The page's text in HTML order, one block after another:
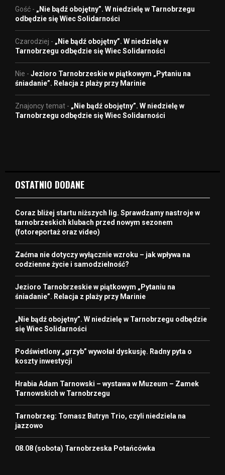
Gość - „Nie bądź obojętny”. W niedzielę w Tarnobrzegu
odbędzie się Wiec Solidarności
Czarodziej - „Nie bądź obojętny”. W niedzielę w
Tarnobrzegu odbędzie się Wiec Solidarności
Nie - Jezioro Tarnobrzeskie w piątkowym „Pytaniu na
śniadanie”. Relacja z plaży przy Marinie
Znajoncy temat - „Nie bądź obojętny”. W niedzielę w
Tarnobrzegu odbędzie się Wiec Solidarności
OSTATNIO DODANE
Coraz bliżej startu niższych lig. Sprawdzamy nastroje w
tarnobrzeskich klubach przed nowym sezonem
(fotoreportaż oraz video)
Zaćma nie dotyczy wyłącznie wzroku – jak wpływa na
codzienne życie i samodzielność?
Jezioro Tarnobrzeskie w piątkowym „Pytaniu na
śniadanie”. Relacja z plaży przy Marinie
„Nie bądź obojętny”. W niedzielę w Tarnobrzegu odbędzie
się Wiec Solidarności
Podświetlony „grzyb” wywołał dyskusję. Radny pyta o
koszty inwestycji
Hrabia Adam Tarnowski – wystawa w Muzeum – Zamek
Tarnowskich w Tarnobrzegu
Tarnobrzeg: Tomasz Butryn Trio, czyli niedziela na
jazzowo
08.08 (sobota) Tarnobrzeska Potańcówka